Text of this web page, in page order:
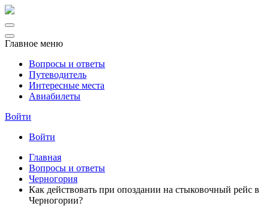
Главное меню
Вопросы и ответы
Путеводитель
Интересные места
Авиабилеты
Войти
Войти
Главная
Вопросы и ответы
Черногория
Как действовать при опоздании на стыковочный рейс в
Черногории?